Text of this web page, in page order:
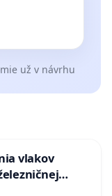
už v návrhu
vlakov